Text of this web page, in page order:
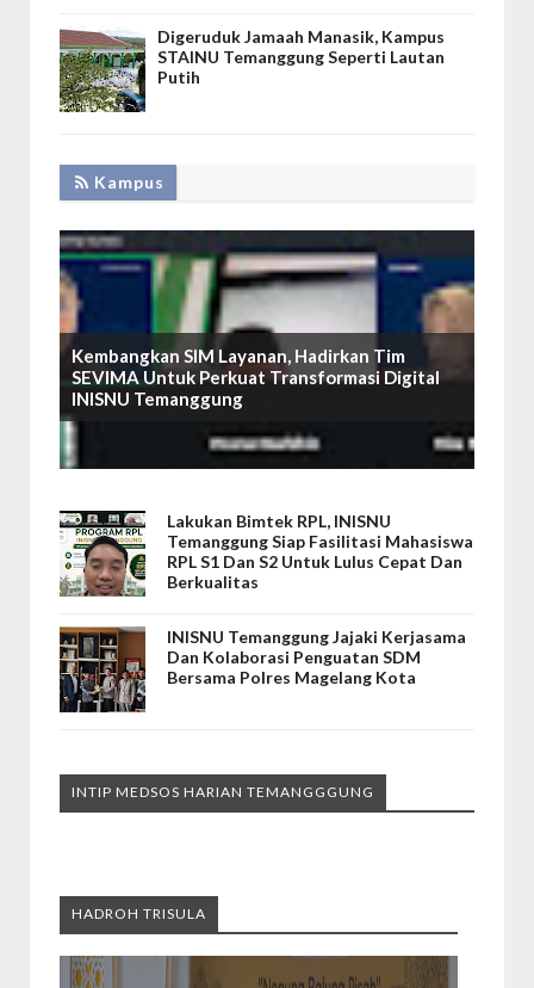
Digeruduk Jamaah Manasik, Kampus
STAINU Temanggung Seperti Lautan
Putih
Kampus
Kembangkan SIM Layanan, Hadirkan Tim
SEVIMA Untuk Perkuat Transformasi Digital
INISNU Temanggung
Lakukan Bimtek RPL, INISNU
Temanggung Siap Fasilitasi Mahasiswa
RPL S1 Dan S2 Untuk Lulus Cepat Dan
Berkualitas
INISNU Temanggung Jajaki Kerjasama
Dan Kolaborasi Penguatan SDM
Bersama Polres Magelang Kota
INTIP MEDSOS HARIAN TEMANGGGUNG
HADROH TRISULA